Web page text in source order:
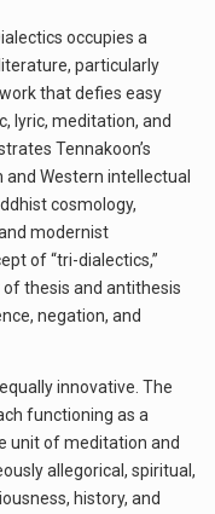
occupies a
particularly
that defies easy
lyric, meditation, and
Tennakoon’s
Western intellectual
cosmology,
modernist
of “tri-dialectics,”
thesis and antithesis
negation, and
innovative. The
functioning as a
unit of meditation and
allegorical, spiritual,
history, and